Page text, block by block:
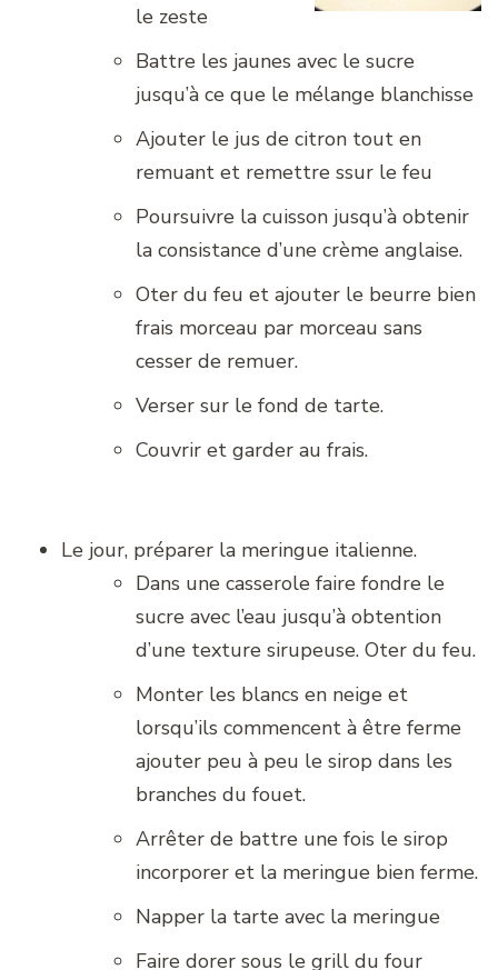
le zeste
Battre les jaunes avec le sucre
jusqu’à ce que le mélange blanchisse
Ajouter le jus de citron tout en
remuant et remettre ssur le feu
Poursuivre la cuisson jusqu’à obtenir
la consistance d’une crème anglaise.
Oter du feu et ajouter le beurre bien
frais morceau par morceau sans
cesser de remuer.
Verser sur le fond de tarte.
Couvrir et garder au frais.
Le jour, préparer la meringue italienne.
Dans une casserole faire fondre le
sucre avec l’eau jusqu’à obtention
d’une texture sirupeuse. Oter du feu.
Monter les blancs en neige et
lorsqu’ils commencent à être ferme
ajouter peu à peu le sirop dans les
branches du fouet.
Arrêter de battre une fois le sirop
incorporer et la meringue bien ferme.
Napper la tarte avec la meringue
Faire dorer sous le grill du four